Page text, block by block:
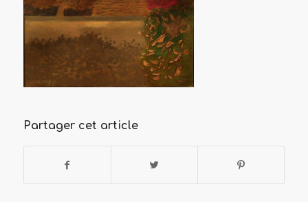
Partager cet article